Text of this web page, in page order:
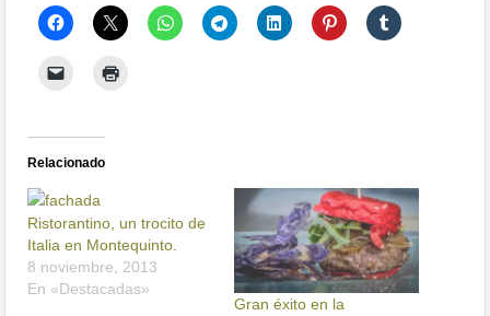
Relacionado
Ristorantino, un trocito de
Italia en Montequinto.
8 noviembre, 2013
En «Destacadas»
Gran éxito en la